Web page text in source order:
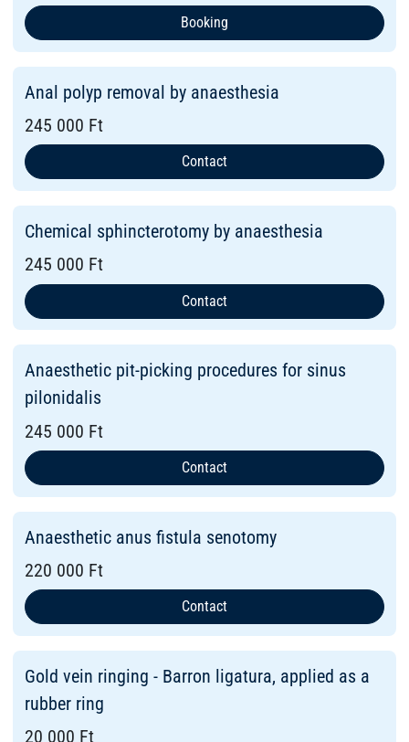
Booking
Anal polyp removal by anaesthesia
245 000 Ft
Contact
Chemical sphincterotomy by anaesthesia
245 000 Ft
Contact
Anaesthetic pit-picking procedures for sinus
pilonidalis
245 000 Ft
Contact
Anaesthetic anus fistula senotomy
220 000 Ft
Contact
Gold vein ringing - Barron ligatura, applied as a
rubber ring
20 000 Ft